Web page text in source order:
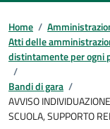
Home /
Atti delle
distintamente per ogni
/
Bandi di gara /
AVVISO
SCUOLA, SUPPORTO